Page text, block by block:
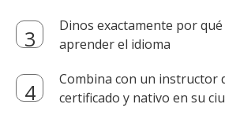
Dinos exactamente por
aprender el idioma
Combina con un instructor
certificado y nativo en su